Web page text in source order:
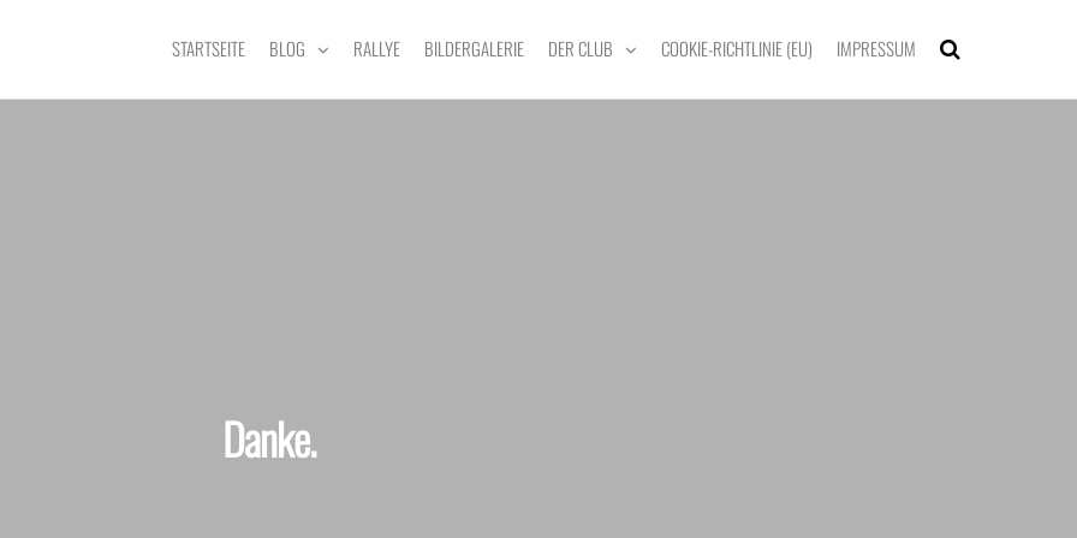
STARTSEITE BLOG RALLYE BILDERGALERIE DER CLUB COOKIE-RICHTLINIE (EU) IMPRESSUM
Danke.